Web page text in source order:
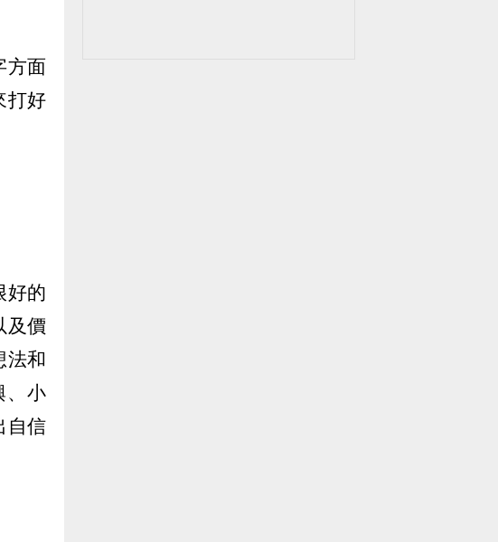
方面
打好
好的
及價
法和
、小
自信